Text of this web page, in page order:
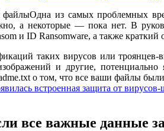
Одна из самых проблемных
а некоторые — пока нет. В
и ID Ransomware, а также
таких вирусов или
и другие,
о том, что все ваши файлы
встроенная защита от
все важные данные